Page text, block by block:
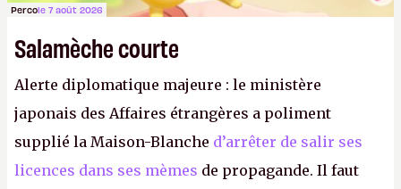
Percole 7 août 2026
Salamèche courte
Alerte diplomatique majeure : le ministère
japonais des Affaires étrangères a poliment
supplié la Maison-Blanche d’arrêter de salir ses
licences dans ses mèmes de propagande. Il faut